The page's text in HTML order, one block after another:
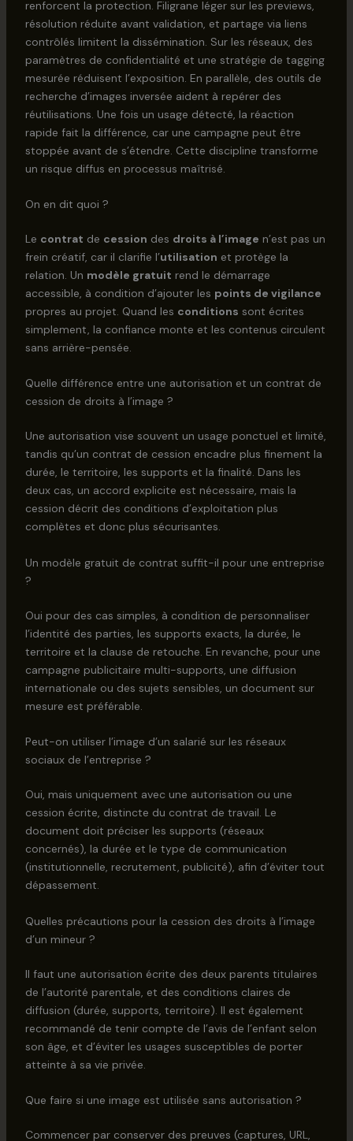
renforcent la protection. Filigrane léger sur les previews,
résolution réduite avant validation, et partage via liens
contrôlés limitent la dissémination. Sur les réseaux, des
paramètres de confidentialité et une stratégie de tagging
mesurée réduisent l’exposition. En parallèle, des outils de
recherche d’images inversée aident à repérer des
réutilisations. Une fois un usage détecté, la réaction
rapide fait la différence, car une campagne peut être
stoppée avant de s’étendre. Cette discipline transforme
un risque diffus en processus maîtrisé.
On en dit quoi ?
Le contrat de cession des droits à l’image n’est pas un
frein créatif, car il clarifie l’utilisation et protège la
relation. Un modèle gratuit rend le démarrage
accessible, à condition d’ajouter les points de vigilance
propres au projet. Quand les conditions sont écrites
simplement, la confiance monte et les contenus circulent
sans arrière-pensée.
Quelle différence entre une autorisation et un contrat de
cession de droits à l’image ?
Une autorisation vise souvent un usage ponctuel et limité,
tandis qu’un contrat de cession encadre plus finement la
durée, le territoire, les supports et la finalité. Dans les
deux cas, un accord explicite est nécessaire, mais la
cession décrit des conditions d’exploitation plus
complètes et donc plus sécurisantes.
Un modèle gratuit de contrat suffit-il pour une entreprise
?
Oui pour des cas simples, à condition de personnaliser
l’identité des parties, les supports exacts, la durée, le
territoire et la clause de retouche. En revanche, pour une
campagne publicitaire multi-supports, une diffusion
internationale ou des sujets sensibles, un document sur
mesure est préférable.
Peut-on utiliser l’image d’un salarié sur les réseaux
sociaux de l’entreprise ?
Oui, mais uniquement avec une autorisation ou une
cession écrite, distincte du contrat de travail. Le
document doit préciser les supports (réseaux
concernés), la durée et le type de communication
(institutionnelle, recrutement, publicité), afin d’éviter tout
dépassement.
Quelles précautions pour la cession des droits à l’image
d’un mineur ?
Il faut une autorisation écrite des deux parents titulaires
de l’autorité parentale, et des conditions claires de
diffusion (durée, supports, territoire). Il est également
recommandé de tenir compte de l’avis de l’enfant selon
son âge, et d’éviter les usages susceptibles de porter
atteinte à sa vie privée.
Que faire si une image est utilisée sans autorisation ?
Commencer par conserver des preuves (captures, URL,